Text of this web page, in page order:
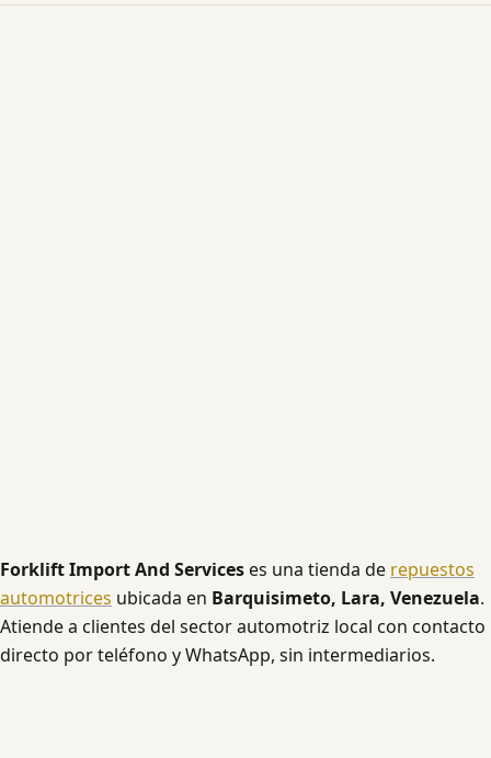
Forklift Import And Serviceses una tienda de repuestos
automotrices ubicada en Barquisimeto, Lara, Venezuela.
Atiende a clientes del sector automotriz local con contacto
directo por teléfono y WhatsApp, sin intermediarios.